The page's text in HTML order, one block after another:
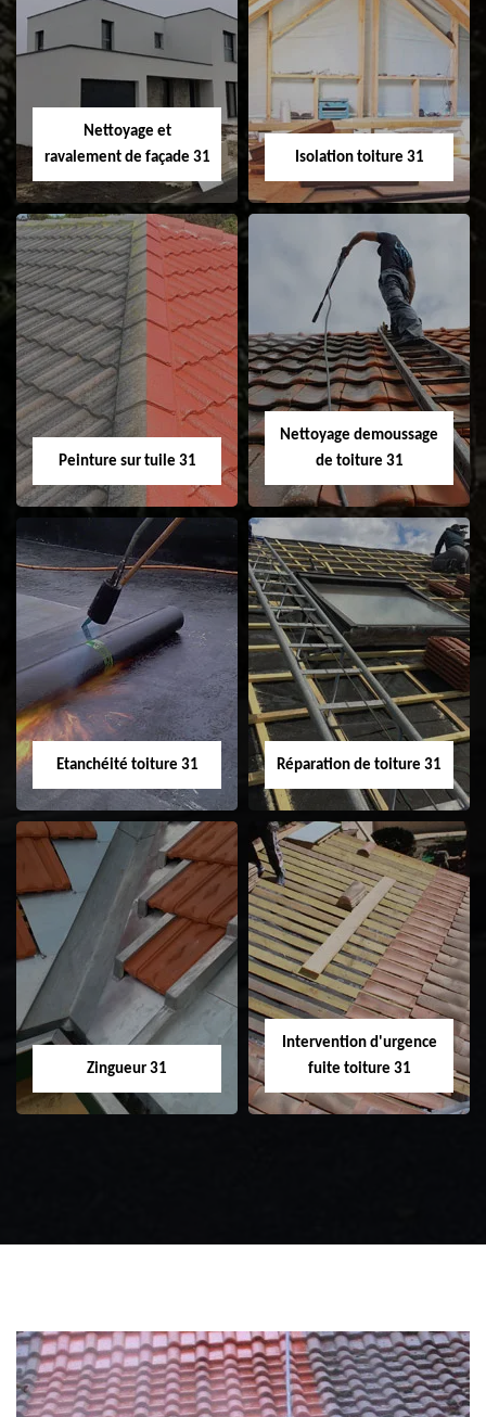
Pose et
changement de
fenêtre de toit et
Velux 31
Nettoyage et pose
Nettoyage et
ravalement de façade 31
Nettoyage et
ravalement de
façade 31
Isolation toiture 31
Isolation toiture 31
Peinture sur tuile 31
Peinture sur tuile
31
Nettoyage demoussage
de toiture 31
Nettoyage
demoussage de
toiture 31
Etanchéité toiture 31
Etanchéité toiture
31
Réparation de toiture 31
Réparation de
toiture 31
Zingueur 31
Intervention d'urgence
fuite toiture 31